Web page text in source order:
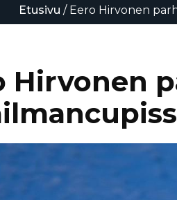
Etusivu / Eero Hirvonen
Hirvonen